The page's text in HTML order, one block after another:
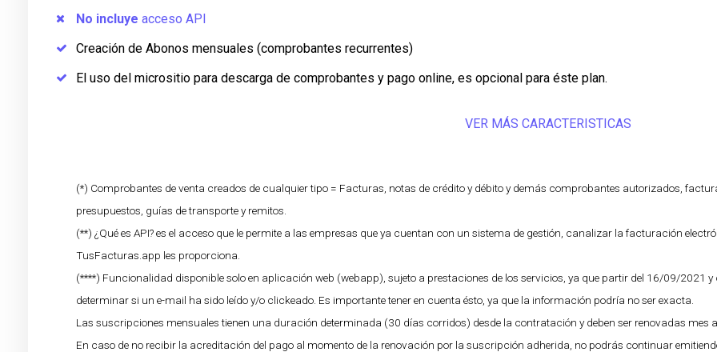
No incluye acceso API
Creación de Abonos mensuales (comprobantes recurrentes)
El uso del micrositio para descarga de comprobantes y pago online, es opcional para éste plan.
VER MÁS CARACTERISTICAS
(*) Comprobantes de venta creados de cualquier tipo = Facturas, notas de crédito y débito y demás comprobantes autorizados,
presupuestos, guías de transporte y remitos.
(**) ¿Qué es API? es el acceso que le permite a las empresas que ya cuentan con un sistema de gestión, canalizar la facturación
TusFacturas.app les proporciona.
(****) Funcionalidad disponible solo en aplicación web (webapp), sujeto a prestaciones de los servicios, ya que partir del 16/09/2021
determinar si un e-mail ha sido leído y/o clickeado. Es importante tener en cuenta ésto, ya que la información podría no ser exacta.
Las suscripciones mensuales tienen una duración determinada (30 días corridos) desde la contratación y deben ser renovadas mes
En caso de no recibir la acreditación del pago al momento de la renovación por la suscripción adherida, no podrás continuar